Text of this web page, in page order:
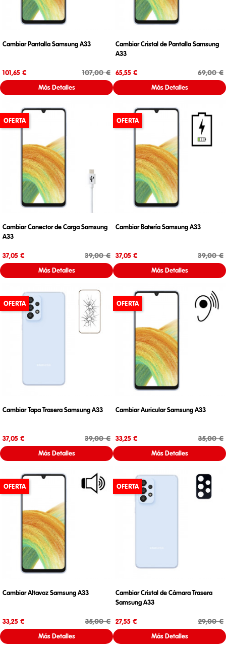
Cambiar Pantalla Samsung A33
101,65 € Precio base
107,00 €
Más Detalles
Cambiar Cristal de Pantalla Samsung
A33
65,55 € Precio base
69,00 €
Más Detalles
Cambiar Conector de Carga Samsung
A33
37,05 € Precio base
39,00 €
Más Detalles
OFERTA
Cambiar Batería Samsung A33
37,05 € Precio base
39,00 €
Más Detalles
OFERTA
Cambiar Tapa Trasera Samsung A33
37,05 € Precio base
39,00 €
Más Detalles
OFERTA
Cambiar Auricular Samsung A33
33,25 € Precio base
35,00 €
Más Detalles
OFERTA
Cambiar Altavoz Samsung A33
33,25 € Precio base
35,00 €
Más Detalles
OFERTA
Cambiar Cristal de Cámara Trasera
Samsung A33
27,55 € Precio base
29,00 €
Más Detalles
OFERTA